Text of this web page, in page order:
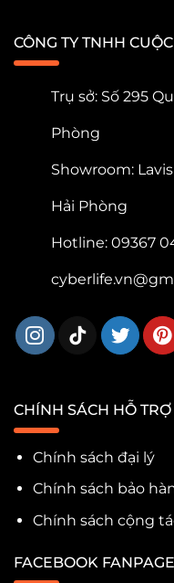
CÔNG TY TNHH
Trụ sở: Số 295
Phòng
Showroom:
Hải Phòng
Hotline: 09367
CHÍNH SÁCH HỖ TRỢ
Chính sách đại lý
Chính sách bảo
Chính sách cộng
FACEBOOK FANPAGE